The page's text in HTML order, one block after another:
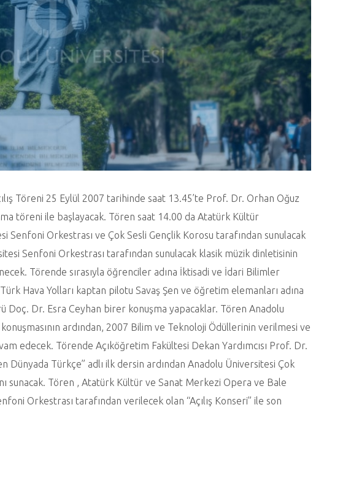
Töreni 25 Eylül 2007 tarihinde saat 13.45’te Prof. Dr. Orhan Oğuz
töreni ile başlayacak. Tören saat 14.00 da Atatürk Kültür
Senfoni Orkestrası ve Çok Sesli Gençlik Korosu tarafından sunulacak
Senfoni Orkestrası tarafından sunulacak klasik müzik dinletisinin
Törende sırasıyla öğrenciler adına İktisadi ve İdari Bilimler
Hava Yolları kaptan pilotu Savaş Şen ve öğretim elemanları adına
Doç. Dr. Esra Ceyhan birer konuşma yapacaklar. Tören Anadolu
ardından, 2007 Bilim ve Teknoloji Ödüllerinin verilmesi ve
edecek. Törende Açıköğretim Fakültesi Dekan Yardımcısı Prof. Dr.
Türkçe” adlı ilk dersin ardından Anadolu Üniversitesi Çok
sunacak. Tören , Atatürk Kültür ve Sanat Merkezi Opera ve Bale
Orkestrası tarafından verilecek olan “Açılış Konseri” ile son